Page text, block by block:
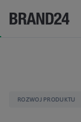
ROZWOJ PRODUKTU